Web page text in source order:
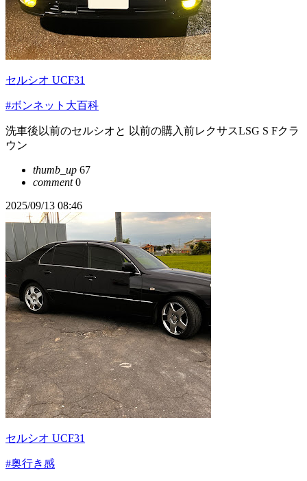
セルシオ UCF31
#ボンネット大百科
洗車後以前のセルシオと 以前の購入前レクサスLSG S Fクラ
ウン
thumb_up 67
comment0
2025/09/13 08:46
セルシオ UCF31
#奥行き感